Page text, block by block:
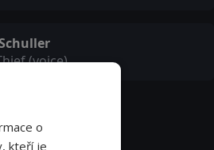
(voice)
o
kteří je